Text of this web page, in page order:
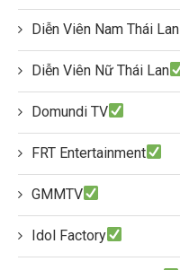
Diễn Viên Nam Thái Lan
Diễn Viên Nữ Thái Lan
Domundi TV
FRT Entertainment
GMMTV
Idol Factory